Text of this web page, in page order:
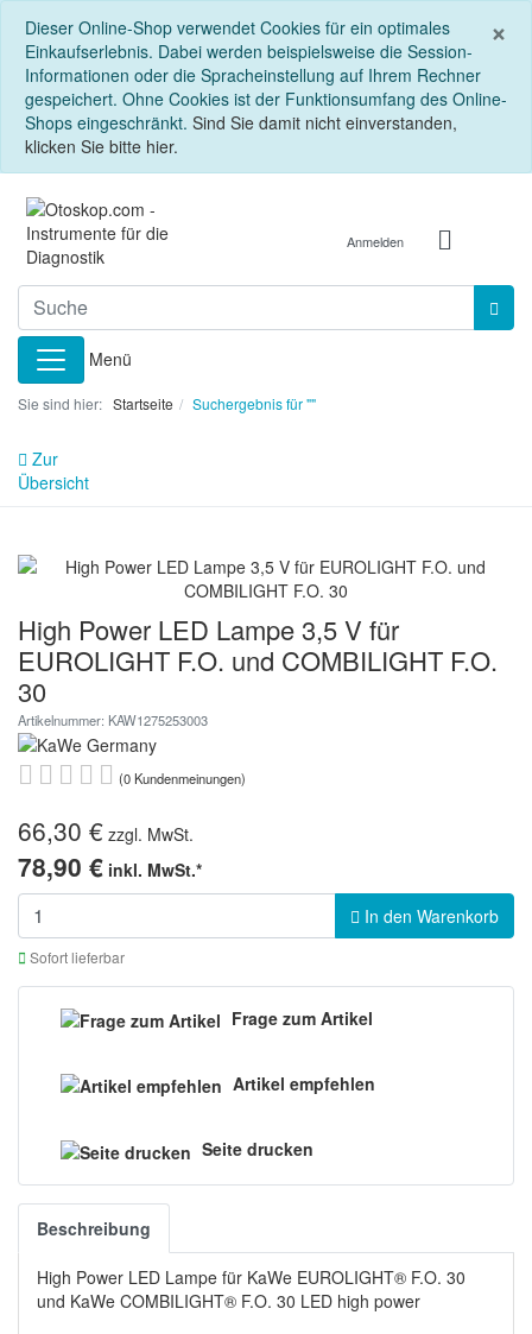
×
Dieser Online-Shop verwendet Cookies für ein optimales
Einkaufserlebnis. Dabei werden beispielsweise die Session-
Informationen oder die Spracheinstellung auf Ihrem Rechner
gespeichert. Ohne Cookies ist der Funktionsumfang des Online-
Shops eingeschränkt. Sind Sie damit nicht einverstanden,
klicken Sie bitte hier.
Anmelden
Menü
Sie sind hier: Startseite Suchergebnis für ""
Zur
Übersicht
High Power LED Lampe 3,5 V für
EUROLIGHT F.O. und COMBILIGHT F.O.
30
Artikelnummer: KAW1275253003
(0 Kundenmeinungen)
66,30 € zzgl. MwSt.
78,90 € inkl. MwSt.*
In den Warenkorb
Sofort lieferbar
Frage zum Artikel
Artikel empfehlen
Seite drucken
Beschreibung
High Power LED Lampe für KaWe EUROLIGHT® F.O. 30
und KaWe COMBILIGHT® F.O. 30 LED high power